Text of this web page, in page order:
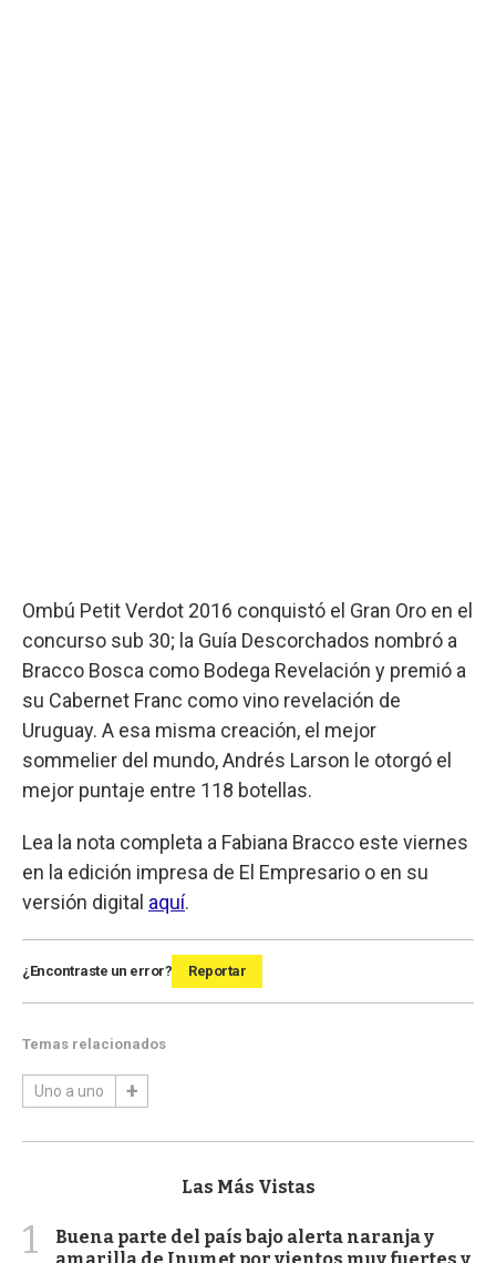
Ombú Petit Verdot 2016 conquistó el Gran Oro en el
concurso sub 30; la Guía Descorchados nombró a
Bracco Bosca como Bodega Revelación y premió a
su Cabernet Franc como vino revelación de
Uruguay. A esa misma creación, el mejor
sommelier del mundo, Andrés Larson le otorgó el
mejor puntaje entre 118 botellas.
Lea la nota completa a Fabiana Bracco este viernes
en la edición impresa de El Empresario o en su
versión digital aquí.
¿Encontraste un error? Reportar
Temas relacionados
Uno a uno
Las Más Vistas
1
Buena parte del país bajo alerta naranja y
amarilla de Inumet por vientos muy fuertes y